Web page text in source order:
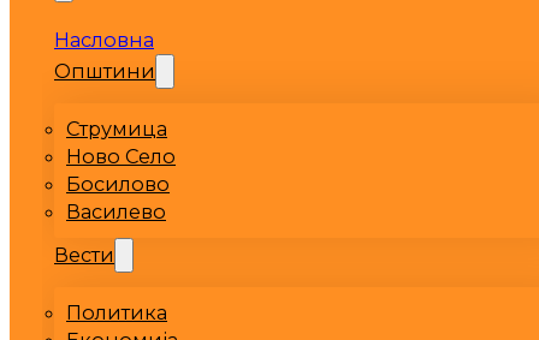
Насловна
Општини
Струмица
Ново Село
Босилово
Василево
Вести
Политика